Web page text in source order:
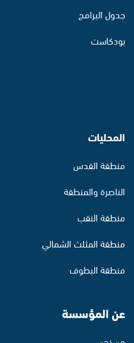
جدول البرامج
بودكاست
المحليات
منطقة القدس
الناصرة والمنطقة
منطقة النقب
منطقة المثلث الشمالي
منطقة البطوف
عن المؤسسة